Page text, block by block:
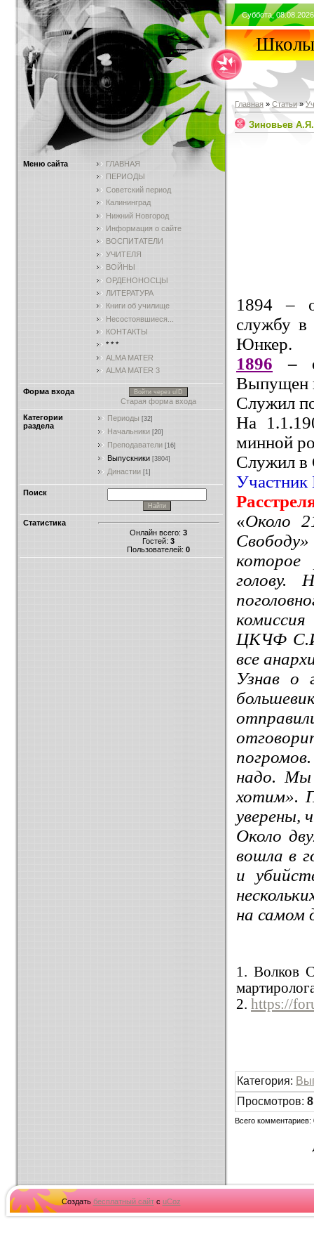
Меню сайта
ГЛАВНАЯ
ПЕРИОДЫ
Советский период
Калининград
Нижний Новгород
Информация о сайте
ВОСПИТАТЕЛИ
УЧИТЕЛЯ
ВОЙНЫ
ОРДЕНОНОСЦЫ
ЛИТЕРАТУРА
Книги об училище
Несостоявшиеся...
КОНТАКТЫ
* * *
ALMA MATER
ALMA MATER 3
Форма входа Войти через uID
Старая форма входа
Категории
раздела
Периоды [32]
Начальники [20]
Преподаватели [16]
Выпускники [3804]
Династии [1]
Поиск
Статистика
Онлайн всего: 3
Гостей: 3
Пользователей: 0
Суббота,
Школы
Главная » Статьи »
Зиновьев А.Я.
1894 –
службу в
Юнкер.
1896 –
Выпущен
Служил
На
минной
Служил в
Участник
«Около
которое
голову.
ЦКЧФ
все
Узнав о
надо. Мы
хотим».
уверены,
Около
вошла в
и
на самом
1. Волков
2. https://
Категория:
Просмотров:
Всего комментариев:
Создать бесплатный сайтс uCoz